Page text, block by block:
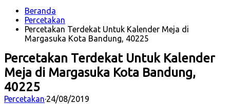
Beranda
Percetakan
Percetakan Terdekat Untuk Kalender Meja di
Margasuka Kota Bandung, 40225
Percetakan Terdekat Untuk Kalender
Meja di Margasuka Kota Bandung,
40225
Percetakan·24/08/2019